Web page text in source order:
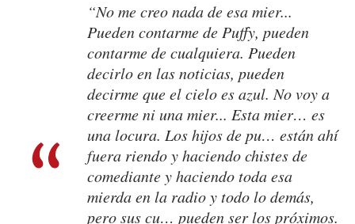
“No me creo nada de esa mier...
Pueden contarme de Puffy, pueden
contarme de cualquiera. Pueden
decirlo en las noticias, pueden
decirme que el cielo es azul. No voy a
creerme ni una mier... Esta mier… es
una locura. Los hijos de pu… están ahí
fuera riendo y haciendo chistes de
comediante y haciendo toda esa
mierda en la radio y todo lo demás,
pero sus cu… pueden ser los próximos.